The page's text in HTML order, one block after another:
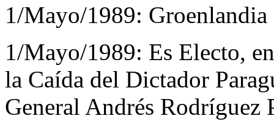
1/Mayo/1989: Groenlandia
1/Mayo/1989: Es Electo,
la Caída del Dictador
General Andrés Rodríguez